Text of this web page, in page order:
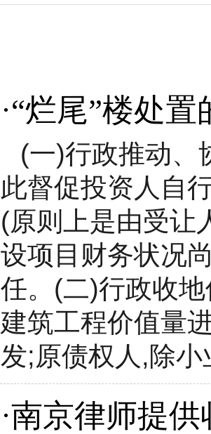
·“烂尾”楼处
(一)行政推动、
此督促投资人自
(原则上是由受让
设项目财务状况
任。(二)行政收
建筑工程价值量
发;原债权人,除
·南京律师提